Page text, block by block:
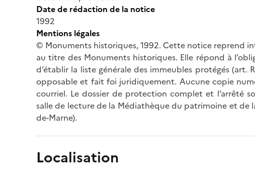
Date de rédaction de la notice
1992
Mentions légales
© Monuments historiques, 1992. Cette notice reprend
au titre des Monuments historiques. Elle répond à
d’établir la liste générale des immeubles protégés
opposable et fait foi juridiquement. Aucune copie
courriel. Le dossier de protection complet et l’arrêté
salle de lecture de la Médiathèque du patrimoine et de
de-Marne).
Localisation